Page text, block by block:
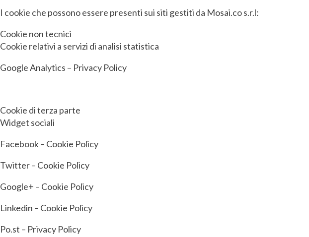
I cookie che possono essere presenti sui siti gestiti da Mosai.co s.r.l:
Cookie non tecnici
Cookie relativi a servizi di analisi statistica
Google Analytics – Privacy Policy
Cookie di terza parte
Widget sociali
Facebook – Cookie Policy
Twitter – Cookie Policy
Google+ – Cookie Policy
Linkedin – Cookie Policy
Po.st – Privacy Policy